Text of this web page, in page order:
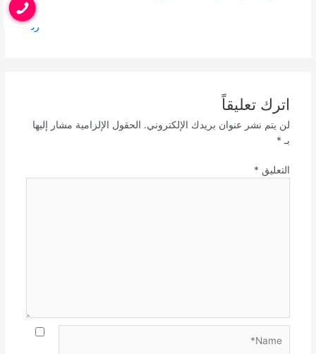
رد
اترك تعليقاً
لن يتم نشر عنوان بريدك الإلكتروني. الحقول الإلزامية مشار إليها
بـ *
التعليق *